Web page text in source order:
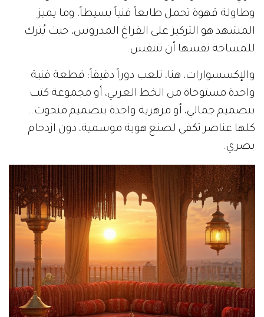
وطاولة قهوة تحمل طابعاً فنياً بسيطاً، وما يميز
المشهد هو التركيز على الفراغ المدروس، حيث يُترك
للمساحة نفسها أن تتنفس.
والإكسسوارات، هنا، تلعب دوراً دقيقاً: قطعة فنية
واحدة مستوحاة من الخط العربي، أو مجموعة كتب
بتصميم جمالي، أو مزهرية واحدة بتصميم منحوت..
كلها عناصر تكفي لصنع هوية موسمية، دون ازدحام
بصري.